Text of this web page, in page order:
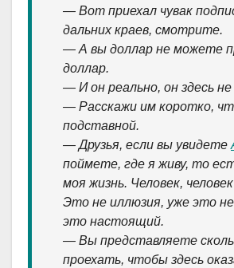
— Вот приехал чувак
дальних краев, смотрите.
— А вы доллар не можете
доллар.
— И он реально, он здесь
— Расскажи им коротко,
подставной.
— Друзья, если вы увидете
поймете, где я живу, то
моя жизнь. Человек,
Это не иллюзия, уже это
это настоящий.
— Вы представляете
проехать, чтобы здесь